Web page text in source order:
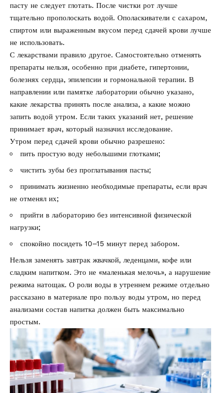
пасту не следует глотать. После чистки рот лучше
тщательно прополоскать водой. Ополаскиватели с сахаром,
спиртом или выраженным вкусом перед сдачей крови лучше
не использовать.
С лекарствами правило другое. Самостоятельно отменять
препараты нельзя, особенно при диабете, гипертонии,
болезнях сердца, эпилепсии и гормональной терапии. В
направлении или памятке лаборатории обычно указано,
какие лекарства принять после анализа, а какие можно
запить водой утром. Если таких указаний нет, решение
принимает врач, который назначил исследование.
Утром перед сдачей крови обычно разрешено:
пить простую воду небольшими глотками;
чистить зубы без проглатывания пасты;
принимать жизненно необходимые препараты, если врач
не отменял их;
прийти в лабораторию без интенсивной физической
нагрузки;
спокойно посидеть 10–15 минут перед забором.
Нельзя заменять завтрак жвачкой, леденцами, кофе или
сладким напитком. Это не «маленькая мелочь», а нарушение
режима натощак. О роли воды в утреннем режиме отдельно
рассказано в материале про пользу воды утром, но перед
анализами состав напитка должен быть максимально
простым.